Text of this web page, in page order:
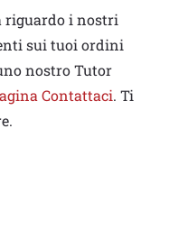
riguardo i nostri
sui tuoi ordini
nostro Tutor
Contattaci. Ti